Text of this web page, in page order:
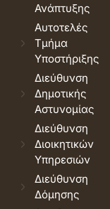
Ανάπτυξης
Αυτοτελές
Τμήμα
Υποστήριξης
Διεύθυνση
Δημοτικής
Αστυνομίας
Διεύθυνση
Διοικητικών
Υπηρεσιών
Διεύθυνση
Δόμησης